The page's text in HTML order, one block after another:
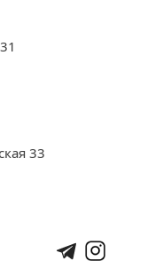
33